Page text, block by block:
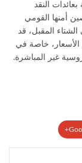
النقد
أمنها القومي
المقبل، قد
الأسعار، خاصة في
غير المباشرة.